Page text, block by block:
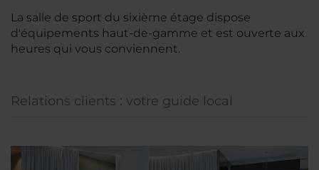
La salle de sport du sixième étage dispose
d'équipements haut-de-gamme et est ouverte aux
heures qui vous conviennent.
Relations clients : votre guide local